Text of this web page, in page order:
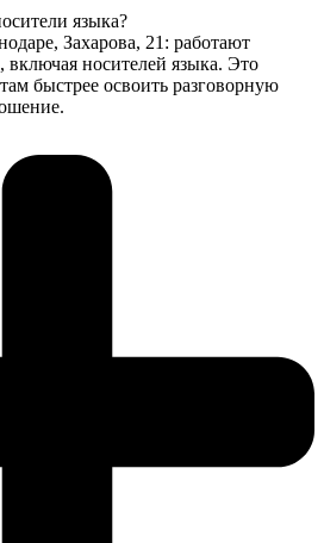
языка?
Захарова, 21: работают
носителей языка. Это
быстрее освоить разговорную